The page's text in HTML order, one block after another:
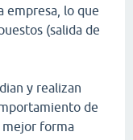
empresa, lo que
(salida de
y realizan
de
mejor forma